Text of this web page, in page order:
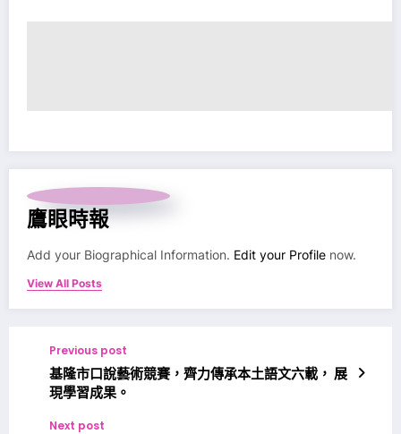
鷹眼時報
Add your Biographical Information. Edit your Profile now.
View All Posts
Previous post
基隆市口說藝術競賽，齊力傳承本土語文六載， 展
現學習成果。
Next post